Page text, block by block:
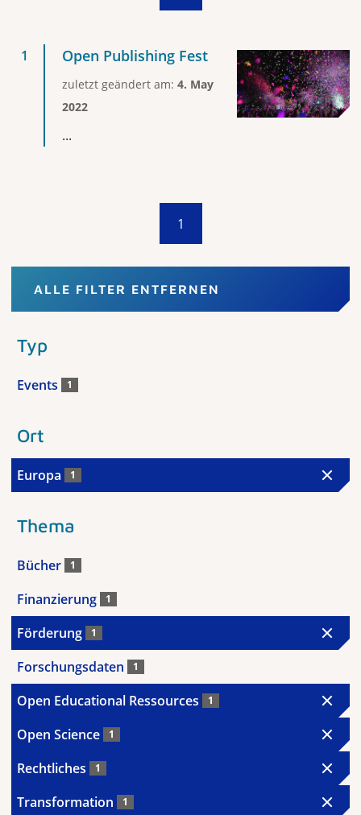
Open Publishing Fest
zuletzt geändert am: 4. May
2022
...
1
ALLE FILTER ENTFERNEN
Typ
Events 1
Ort
Europa 1
Thema
Bücher 1
Finanzierung 1
Förderung 1
Forschungsdaten 1
Open Educational Ressources 1
Open Science 1
Rechtliches 1
Transformation 1